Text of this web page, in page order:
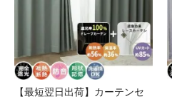
【最短翌日出荷】カーテンセ